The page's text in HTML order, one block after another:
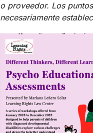
o proveedor. Los
necesariamente